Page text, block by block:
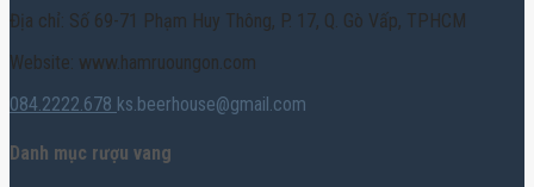
Địa chỉ: Số 69-71 Phạm Huy Thông, P. 17, Q. Gò Vấp, TPHCM
Website: www.hamruoungon.com
084.2222.678 ks.beerhouse@gmail.com
Danh mục rượu vang